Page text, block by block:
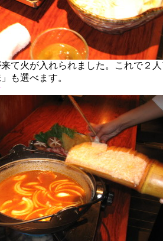
て火が入れられました。これで２人
も選べます。